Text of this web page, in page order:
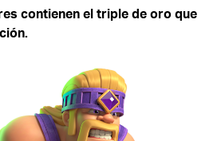
contienen el triple de oro que